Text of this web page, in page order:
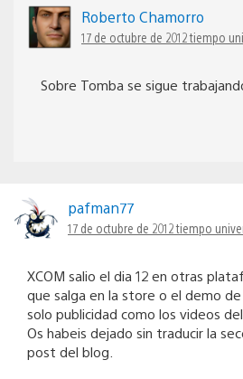
Roberto Chamorro
17 de octubre de 2012 tiempo
Sobre Tomba se sigue
pafman77
17 de octubre de 2012 tiempo
XCOM salio el dia 12 en otras
que salga en la store o el demo
solo publicidad como los videos
Os habeis dejado sin traducir la
post del blog.